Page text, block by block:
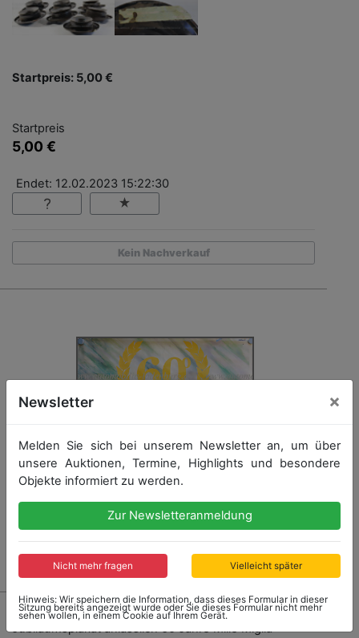
Startpreis: 5,00 €
Startpreis
5,00 €
Endet: 12.02.2023 15:22:30
Kein Nachverkauf
1553 - MILLE MIGLIA
Jubiläumsplakat anlässlich 60 Jahre Mille Miglia
Newsletter ×
Melden Sie sich bei unserem Newsletter an, um über
unsere Auktionen, Termine, Highlights und besondere
Objekte informiert zu werden.
Zur Newsletteranmeldung
Nicht mehr fragen Vielleicht später
Hinweis: Wir speichern die Information, dass dieses Formular in dieser
Sitzung bereits angezeigt wurde oder Sie dieses Formular nicht mehr
sehen wollen, in einem Cookie auf Ihrem Gerät.